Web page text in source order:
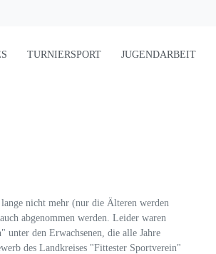
TURNIERSPORT JUGENDARBEIT
nicht mehr (nur die Älteren werden
abgenommen werden. Leider waren
den Erwachsenen, die alle Jahre
des Landkreises "Fittester Sportverein"